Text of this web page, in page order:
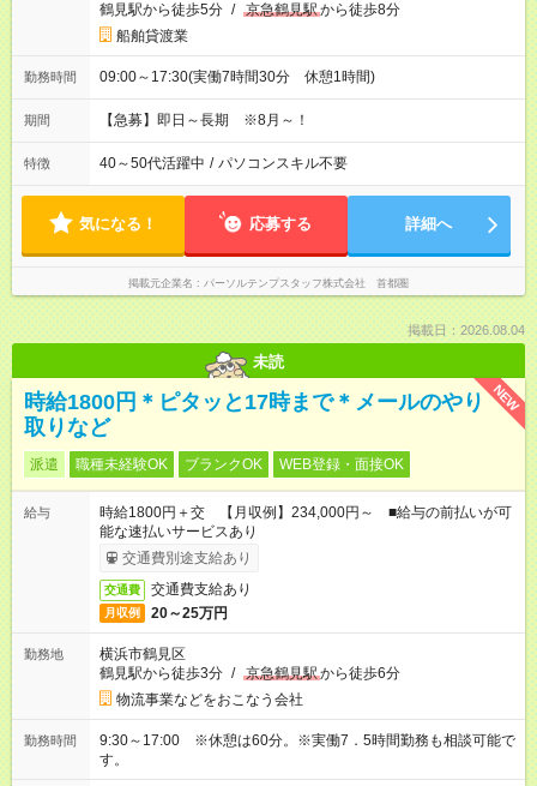
鶴見駅から徒歩5分 / 京急鶴見駅から徒歩8分
船舶貸渡業
勤務時間 09:00～17:30(実働7時間30分 休憩1時間)
期間 【急募】即日～長期 ※8月～！
特徴 40～50代活躍中 / パソコンスキル不要
気になる！ 応募する 詳細へ
掲載元企業名 パーソルテンプスタッフ株式会社 首都圏
掲載日：2026.08.04
未読
NEW
時給1800円＊ピタッと17時まで＊メールのやり
取りなど
派遣 職種未経験OK ブランクOK WEB登録・面接OK
給与
時給1800円＋交 【月収例】234,000円～ ■給与の前払いが可
能な速払いサービスあり
交通費別途支給あり
交通費 交通費支給あり
月収例 20～25万円
勤務地
横浜市鶴見区
鶴見駅から徒歩3分 / 京急鶴見駅から徒歩6分
物流事業などをおこなう会社
勤務時間
9:30～17:00 ※休憩は60分。※実働7．5時間勤務も相談可能で
す。